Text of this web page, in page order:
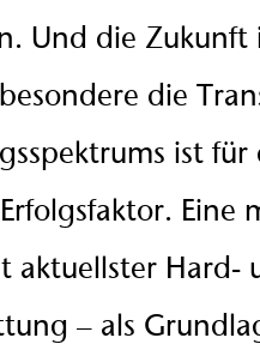
Und die Zukunft
die
ist
Eine
aktuellster Hard-
– als